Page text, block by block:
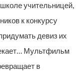
учительницей,
к конкурсу
девиз их
Мультфильм
в